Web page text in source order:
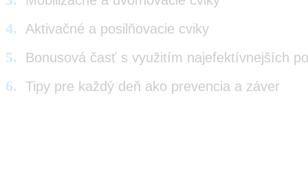
4. Aktivačné a posilňovacie cviky
5. Bonusová časť s využitím najefektívnejších
6. Tipy pre každý deň ako prevencia a záver